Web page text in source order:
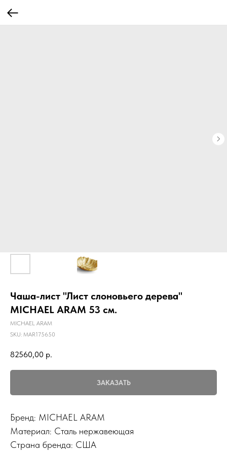
Чаша-лист "Лист слоновьего дерева"
MICHAEL ARAM 53 см.
MICHAEL ARAM
SKU: MAR175650
82560,00 р.
ЗАКАЗАТЬ
Бренд: MICHAEL ARAM
Материал: Сталь нержавеющая
Страна бренда: США